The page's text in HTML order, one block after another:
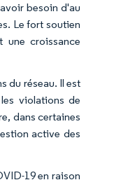
besoin d'au
Le fort soutien
une croissance
du réseau. Il est
violations de
dans certaines
active des
19 en raison